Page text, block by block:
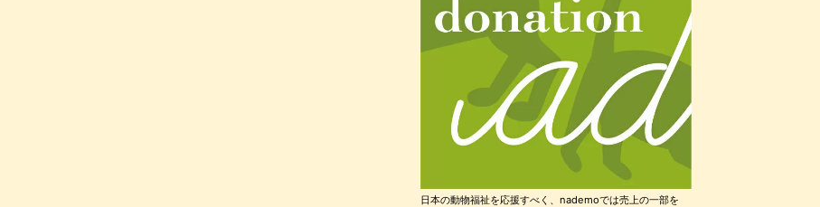
日本の動物福祉を応援すべく、nademoでは売上の一部を